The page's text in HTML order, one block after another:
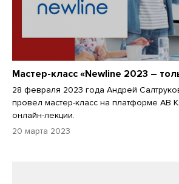
Мастер-класс «Newline 2023 –
28 февраля 2023 года Андрей
провел мастер-класс на платформе АВ
онлайн-лекции.
20 марта 2023